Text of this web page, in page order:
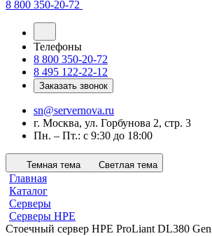
8 800 350-20-72
Телефоны
8 800 350-20-72
8 495 122-22-12
Заказать звонок
sn@servernova.ru
г. Москва, ул. Горбунова 2, стр. 3
Пн. – Пт.: с 9:30 до 18:00
Темная тема Светлая тема
Главная
Каталог
Серверы
Серверы HPE
Стоечный сервер HPE ProLiant DL380